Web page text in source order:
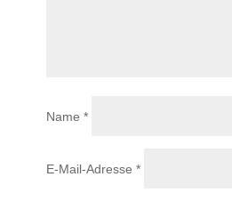
Name *
E-Mail-Adresse *